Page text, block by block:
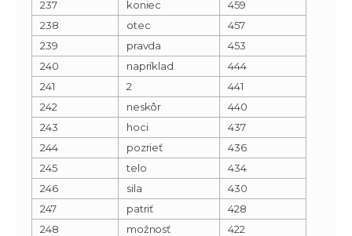
237
koniec
459
238
otec
457
239
pravda
453
240
napríklad
444
241
2
441
242
neskôr
440
243
hoci
437
244
pozrieť
436
245
telo
434
246
sila
430
247
patriť
428
248
možnosť
422